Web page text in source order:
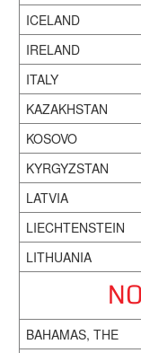
ICELAND
IRELAND
ITALY
KAZAKHSTAN
KOSOVO
KYRGYZSTAN
LATVIA
LIECHTENSTEIN
LITHUANIA
BAHAMAS, THE